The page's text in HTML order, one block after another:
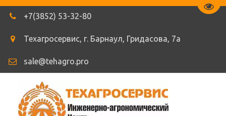
+7(3852) 53-32-80
Техагросервис, г. Барнаул, Гридасова, 7а
sale@tehagro.pro